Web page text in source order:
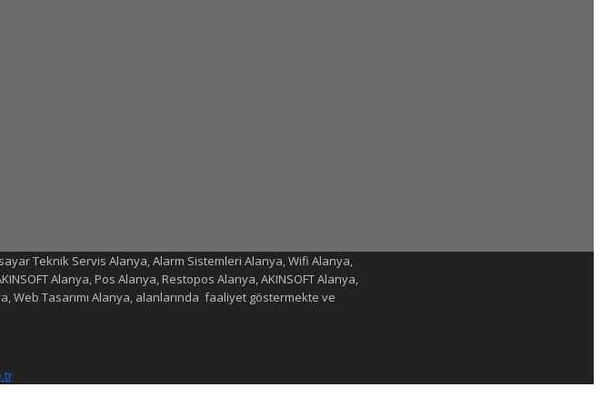
Teknik Servis Alanya, Alarm Sistemleri Alanya, Wifi Alanya,
Alanya, Pos Alanya, Restopos Alanya, AKINSOFT Alanya,
Web Tasarımı Alanya, alanlarında faaliyet göstermekte ve